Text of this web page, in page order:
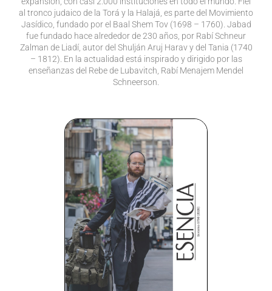
al tronco judaico de la Torá y la Halajá, es parte del Movimiento
Jasídico, fundado por el Baal Shem Tov (1698 – 1760). Jabad
fue fundado hace alrededor de 230 años, por Rabí Schneur
Zalman de Liadí, autor del Shulján Aruj Harav y del Tania (1740
– 1812). En la actualidad está inspirado y dirigido por las
enseñanzas del Rebe de Lubavitch, Rabí Menajem Mendel
Schneerson.